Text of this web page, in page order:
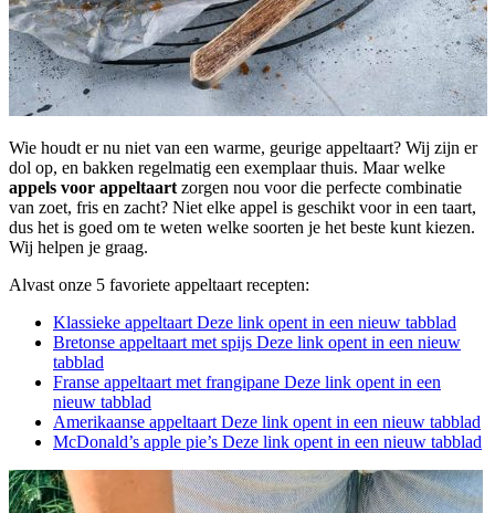
Wie houdt er nu niet van een warme, geurige appeltaart? Wij zijn er
dol op, en bakken regelmatig een exemplaar thuis. Maar welke
appels voor appeltaart zorgen nou voor die perfecte combinatie
van zoet, fris en zacht? Niet elke appel is geschikt voor in een taart,
dus het is goed om te weten welke soorten je het beste kunt kiezen.
Wij helpen je graag.
Alvast onze 5 favoriete appeltaart recepten:
Klassieke appeltaart Deze link opent in een nieuw tabblad
Bretonse appeltaart met spijs Deze link opent in een nieuw
tabblad
Franse appeltaart met frangipane Deze link opent in een
nieuw tabblad
Amerikaanse appeltaart Deze link opent in een nieuw tabblad
McDonald’s apple pie’s Deze link opent in een nieuw tabblad